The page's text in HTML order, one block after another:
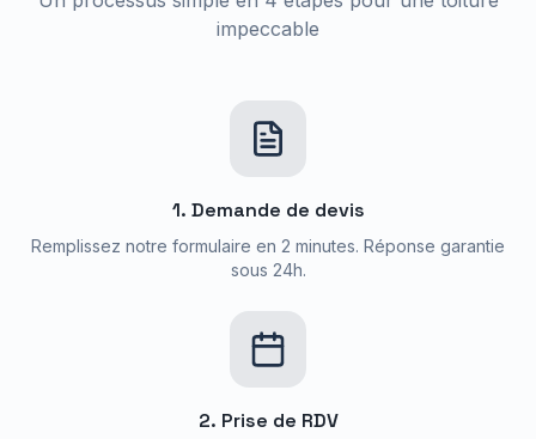
impeccable
1. Demande de devis
Remplissez notre formulaire en 2 minutes. Réponse garantie
sous 24h.
2. Prise de RDV